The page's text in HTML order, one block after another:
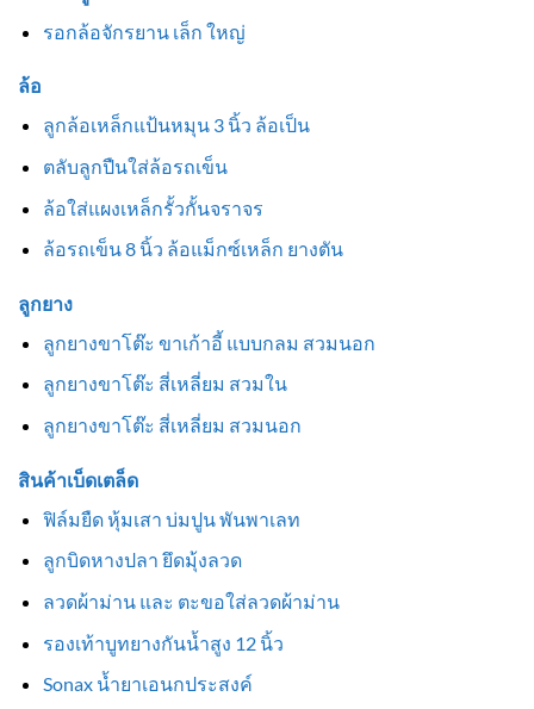
รอกล้อจักรยาน เล็ก ใหญ่
ล้อ
ลูกล้อเหล็กแป้นหมุน 3 นิ้ว ล้อเป็น
ตลับลูกปืนใส่ล้อรถเข็น
ล้อใส่แผงเหล็กรั้วกั้นจราจร
ล้อรถเข็น 8 นิ้ว ล้อแม็กซ์เหล็ก ยางตัน
ลูกยาง
ลูกยางขาโต๊ะ ขาเก้าอี้ แบบกลม สวมนอก
ลูกยางขาโต๊ะ สี่เหลี่ยม สวมใน
ลูกยางขาโต๊ะ สี่เหลี่ยม สวมนอก
สินค้าเบ็ดเตล็ด
ฟิล์มยืด หุ้มเสา บ่มปูน พันพาเลท
ลูกบิดหางปลา ยึดมุ้งลวด
ลวดผ้าม่าน และ ตะขอใส่ลวดผ้าม่าน
รองเท้าบูทยางกันน้ำสูง 12 นิ้ว
Sonax น้ำยาเอนกประสงค์